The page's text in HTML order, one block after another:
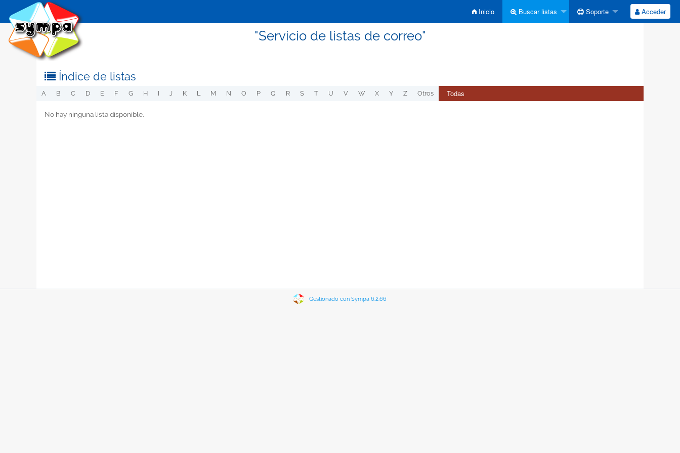
Inicio Buscar listas Soporte Acceder
"Servicio de listas de correo"
Índice de listas
A B C D E F G H I J K L M N O P Q R S T U V W X Y Z Otros Todas
No hay ninguna lista disponible.
Gestionado con Sympa 6.2.66